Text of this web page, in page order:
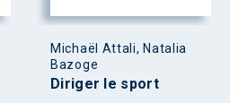
Michaël Attali, Natalia
Bazoge
Diriger le sport